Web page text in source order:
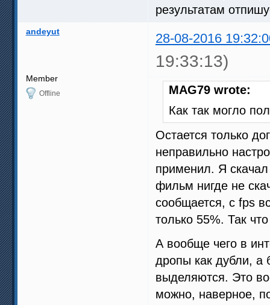
результатам
andeyut 28-08-2016
19:33:13)
Member
Offline
MAG79 wrote:
Как так могло
Остается только
неправильно
применил. Я скачал
фильм нигде не
сообщается, с fps
только 55%. Так
А вообще чего в
дропы как дубли, а
выделяются. Это
можно, наверное,